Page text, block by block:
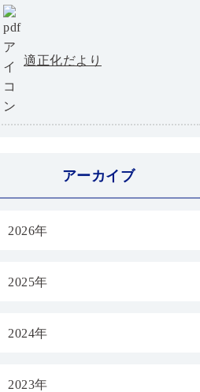
適正化だより
アーカイブ
2026年
2025年
2024年
2023年